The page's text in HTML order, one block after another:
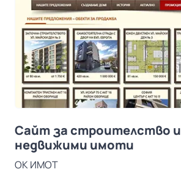
Сайт за строителство и
недвижими имоти
ОК ИМОТ